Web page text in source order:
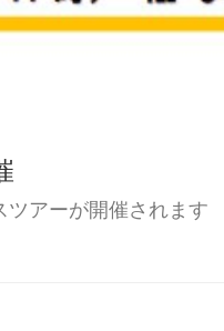
アーが開催されます